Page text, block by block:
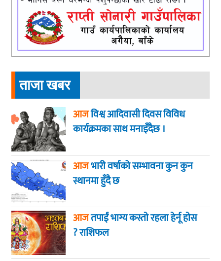
ताजा खबर
आजविश्व आदिवासी दिवस विविध
कार्यक्रमका साथ मनाइँदैछ ।
आजभारी वर्षाको सम्भावना कुन कुन
स्थानमा हुँदै छ
आजतपाईं भाग्य कस्ताे रहला हेर्नू हाेस
? राशिफल